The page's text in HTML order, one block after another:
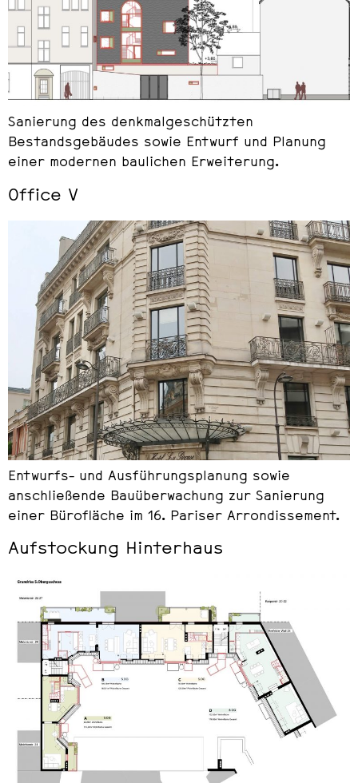
Sanierung des denkmalgeschützten
Bestandsgebäudes sowie Entwurf und Planung
einer modernen baulichen Erweiterung.
Office V
Entwurfs- und Ausführungsplanung sowie
anschließende Bauüberwachung zur Sanierung
einer Bürofläche im 16. Pariser Arrondissement.
Aufstockung Hinterhaus